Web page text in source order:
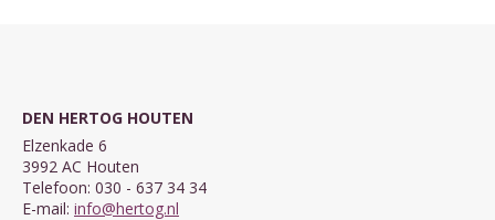
DEN HERTOG HOUTEN
Elzenkade 6
3992 AC Houten
Telefoon: 030 - 637 34 34
E-mail: info@hertog.nl